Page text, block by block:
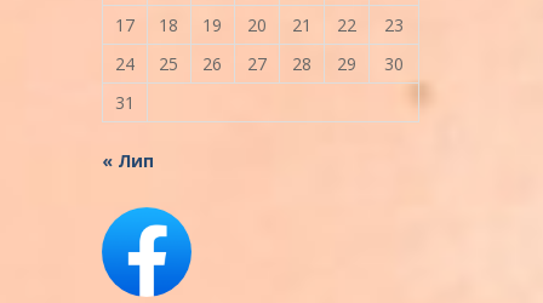
17
18 19 20 21 22
23
24
25 26 27 28 29
30
31
« Лип